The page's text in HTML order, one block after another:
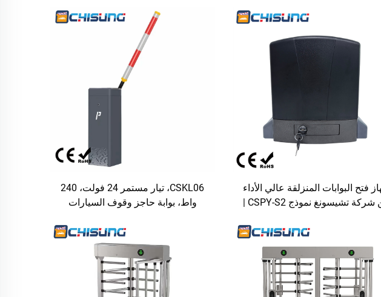
ألياف الكربون بطول ٣ أمتار
متراً، مصنوع من الألومنيوم المصبوب،
Start)، مناسب للفلل والتطبيقات
الصناعية
فتح البوابات المنزلقة عالي الأداء
من شركة تشيسونغ نموذج CSPY-S2 |
كجم وطول ٦ أمتار، مع بدء التشغيل
الناعم والتحكم عن بُعد
CSKL06، تيار مستمر 24 فولت، 240
واط، بوابة حاجز وقوف السيارات
البارد، سريعة الفتح خلال ٠٫٦ ثانية،
للأنظمة المستخدمة في المجتمعات
ومراكز جمع الرسوم